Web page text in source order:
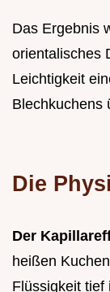
Das Ergebnis
orientalisches
Leichtigkeit
Blechkuchens
Die
Der
heißen
Flüssigkeit tief